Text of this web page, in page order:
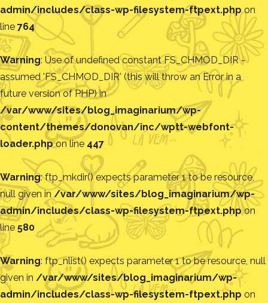
admin/includes/class-wp-filesystem-ftpext.phpon
line 764
Warning: Use of undefined constant FS_CHMOD_DIR -
assumed 'FS_CHMOD_DIR' (this will throw an Error in a
future version of PHP) in
/var/www/sites/blog_imaginarium/wp-
content/themes/donovan/inc/wptt-webfont-
loader.phpon line 447
Warning: ftp_mkdir() expects parameter 1 to be resource,
null given in/var/www/sites/blog_imaginarium/wp-
admin/includes/class-wp-filesystem-ftpext.phpon
line 580
Warning: ftp_nlist() expects parameter 1 to be resource, null
given in /var/www/sites/blog_imaginarium/wp-
admin/includes/class-wp-filesystem-ftpext.php on